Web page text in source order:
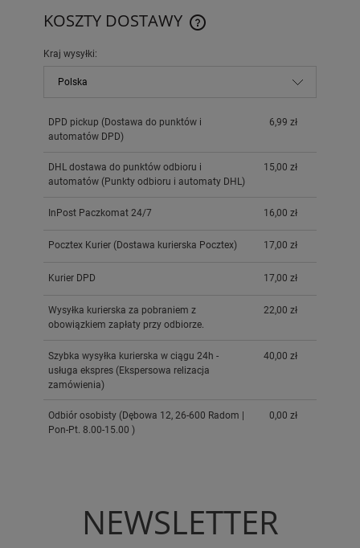
KOSZTY DOSTAWY
Kraj wysyłki:
DPD pickup (Dostawa do punktów i
automatów DPD)
6,99 zł
DHL dostawa do punktów odbioru i
automatów (Punkty odbioru i automaty DHL)
15,00 zł
InPost Paczkomat 24/7 16,00 zł
Pocztex Kurier (Dostawa kurierska Pocztex) 17,00 zł
Kurier DPD 17,00 zł
Wysyłka kurierska za pobraniem z
obowiązkiem zapłaty przy odbiorze.
22,00 zł
Szybka wysyłka kurierska w ciągu 24h -
usługa ekspres (Ekspersowa relizacja
zamówienia)
40,00 zł
Odbiór osobisty (Dębowa 12, 26-600 Radom |
Pon-Pt. 8.00-15.00 )
0,00 zł
NEWSLETTER